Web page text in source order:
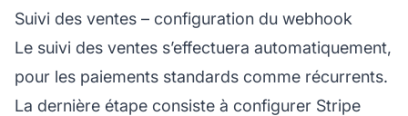
Suivi des ventes – configuration du webhook
Le suivi des ventes s’effectuera automatiquement,
pour les paiements standards comme récurrents.
La dernière étape consiste à configurer Stripe